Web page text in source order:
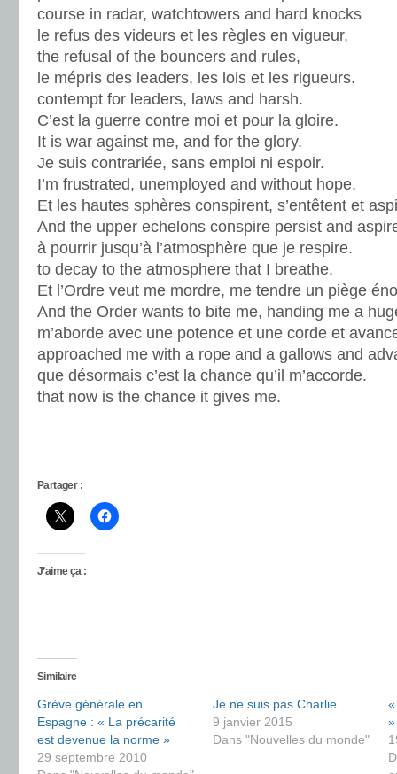
course in radar, watchtowers and hard knocks
le refus des videurs et les règles en vigueur,
the refusal of the bouncers and rules,
le mépris des leaders, les lois et les rigueurs.
contempt for leaders, laws and harsh.
C’est la guerre contre moi et pour la gloire.
It is war against me, and for the glory.
Je suis contrariée, sans emploi ni espoir.
I’m frustrated, unemployed and without hope.
Et les hautes sphères conspirent, s’entêtent et
And the upper echelons conspire persist and
à pourrir jusqu’à l’atmosphère que je respire.
to decay to the atmosphere that I breathe.
Et l’Ordre veut me mordre, me tendre un piège
And the Order wants to bite me, handing me a
m’aborde avec une potence et une corde et
approached me with a rope and a gallows and
que désormais c’est la chance qu’il m’accorde.
that now is the chance it gives me.
Partager :
J’aime ça :
Similaire
Grève générale en
Espagne : « La précarité
est devenue la norme »
29 septembre 2010
Je ne suis pas Charlie
9 janvier 2015
Dans "Nouvelles du monde"
»